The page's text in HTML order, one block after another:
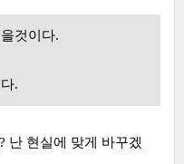
것이다.
.
난 현실에 맞게 바꾸겠